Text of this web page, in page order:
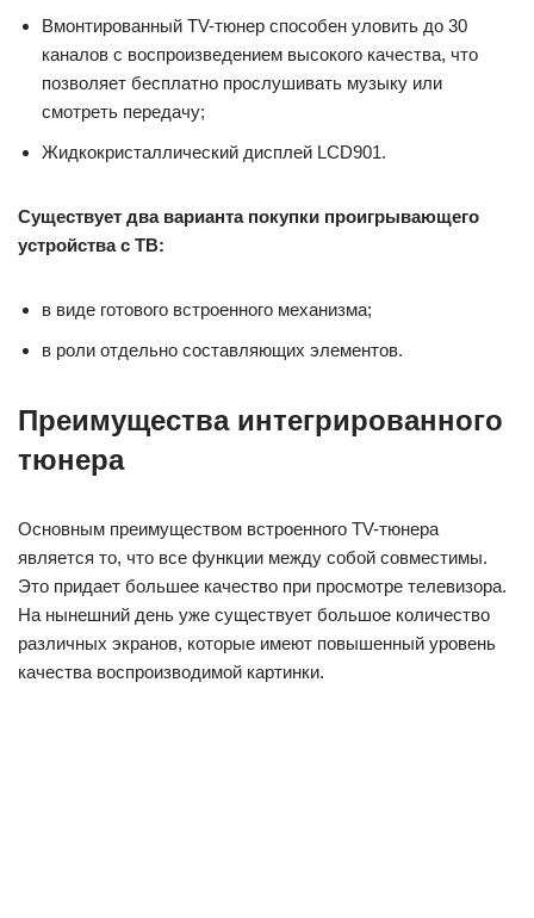
Преимущества интегрированного
тюнера
Это придает большее качество при просмотре телевизора.
На нынешний день уже существует большое количество
качества воспроизводимой картинки.
К новейшей 2-х диновой магнитоле «Pioneer» возможно
всего покупать уже со встроенным телевизором и
магнитолой, то есть единым устройством. Это даст
возможность легкого подключения, и исчезнут проблемы
согласования устройств.
Полезные советы помогающие